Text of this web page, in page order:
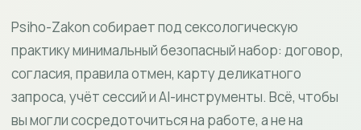
Psiho-Zakon собирает под сексологическую
практику минимальный безопасный набор: договор,
согласия, правила отмен, карту деликатного
запроса, учёт сессий и AI-инструменты. Всё, чтобы
вы могли сосредоточиться на работе, а не на